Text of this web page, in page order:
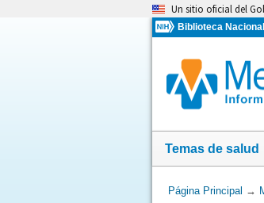
Un sitio oficial del
Biblioteca
Temas de salud
Usted
Página Principal →